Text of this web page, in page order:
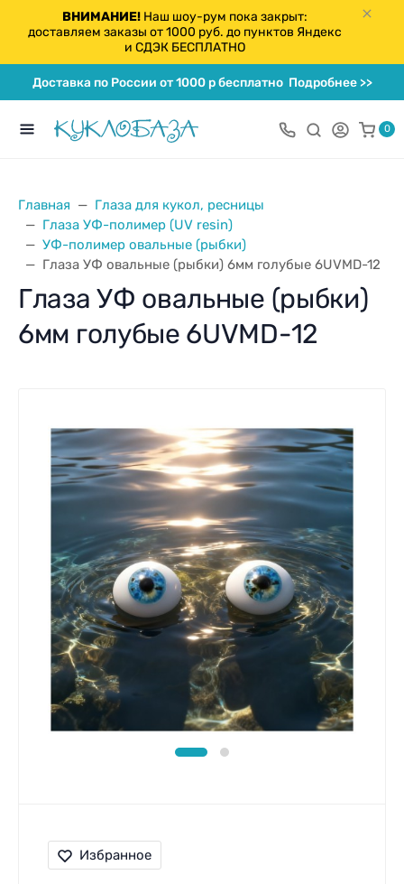
ВНИМАНИЕ!Наш шоу-рум пока закрыт:
доставляем заказы от 1000 руб. до пунктов Яндекс
и СДЭК БЕСПЛАТНО
Доставка по России от 1000 р бесплатноПодробнее >>
0
Главная
Глаза для кукол, ресницы
Глаза УФ-полимер (UV resin)
УФ-полимер овальные (рыбки)
Глаза УФ овальные (рыбки) 6мм голубые 6UVMD-12
Глаза УФ овальные (рыбки)
6мм голубые 6UVMD-12
Избранное